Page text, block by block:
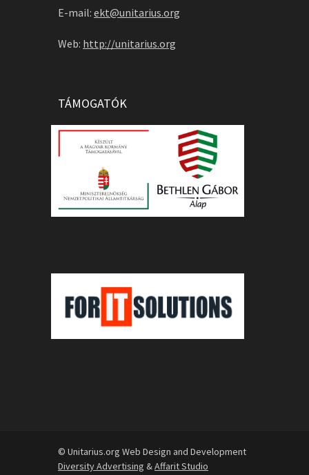
E-mail: ekt@unitarius.org
Web: http://unitarius.org
TÁMOGATÓK
© Unitarius.org Web Design and Development
Diversity Advertising &Affarit Studio